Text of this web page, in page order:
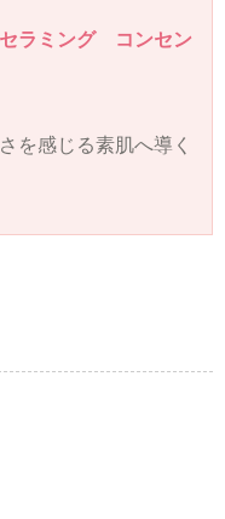
ラミング コンセン
を感じる素肌へ導く